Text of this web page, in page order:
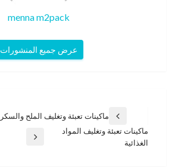
menna m2pack
عرض جميع المنشورات
المقالات
المقالة
السابقة
ماكينات تعبئة وتغليف الملح والسكر
المقالة
ماكينات تعبئة وتغليف المواد
الغذائية